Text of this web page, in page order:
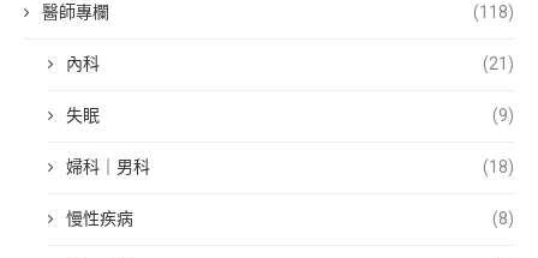
醫師專欄 (118)
內科 (21)
失眠 (9)
婦科｜男科 (18)
慢性疾病 (8)